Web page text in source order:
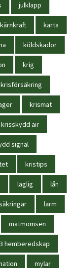
julklapp
kärnkraft karta
köldskador
krig
krisförsäkring
krismat
krisskydd air
signal
kristips
laglig lån
larm
matmomsen
hemberedskap
mylar